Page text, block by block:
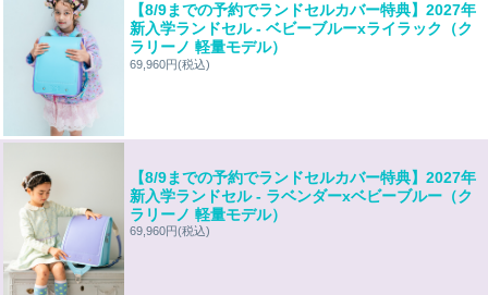
【8/9までの予約でランドセルカバー特典】2027年
新入学ランドセル - ベビーブルーxライラック（ク
ラリーノ 軽量モデル）
69,960円(税込)
【8/9までの予約でランドセルカバー特典】2027年
新入学ランドセル - ラベンダーxベビーブルー（ク
ラリーノ 軽量モデル）
69,960円(税込)